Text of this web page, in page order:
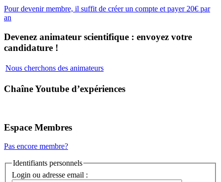
Pour devenir membre, il suffit de créer un compte et payer 20€ par
an
Devenez animateur scientifique : envoyez votre
candidature !
Nous cherchons des animateurs
Chaîne Youtube d’expériences
Espace Membres
Pas encore membre?
Identifiants personnels
Login ou adresse email :